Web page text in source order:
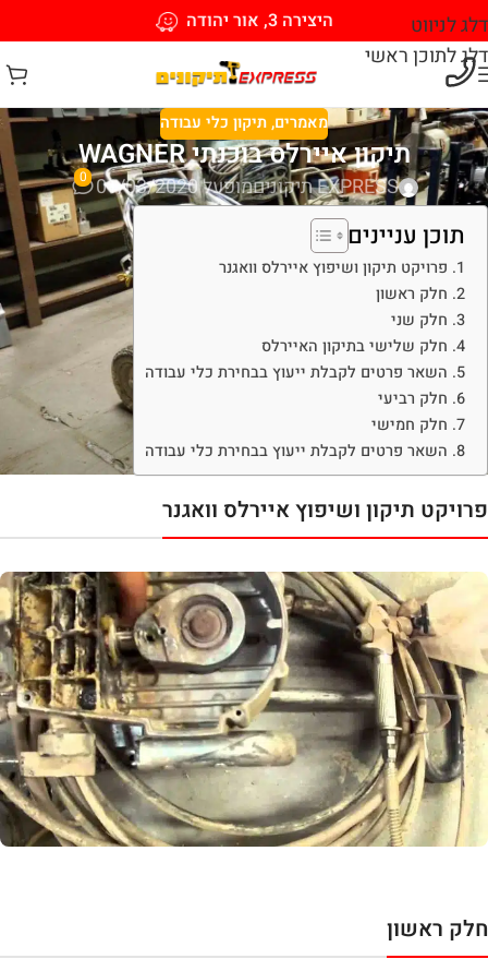
דלג לניווט
דלג לתוכן ראשי
היצירה 3, אור יהודה
מאמרים,תיקון כלי עבודה
תיקון איירלס בוכנתי WAGNER
EXPRESS תיקונים מופעל 01/03/2020 0
תוכן עניינים
פרויקט תיקון ושיפוץ איירלס וואגנר
חלק ראשון
חלק שני
חלק שלישי בתיקון האיירלס
השאר פרטים לקבלת ייעוץ בבחירת כלי עבודה
חלק רביעי
חלק חמישי
השאר פרטים לקבלת ייעוץ בבחירת כלי עבודה
פרויקט תיקון ושיפוץ איירלס וואגנר
חלק ראשון